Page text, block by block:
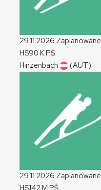
29.11.2026 Zaplanowane
HS90 KPŚ
Hinzenbach
(AUT)
29.11.2026 Zaplanowane
HS142M PŚ